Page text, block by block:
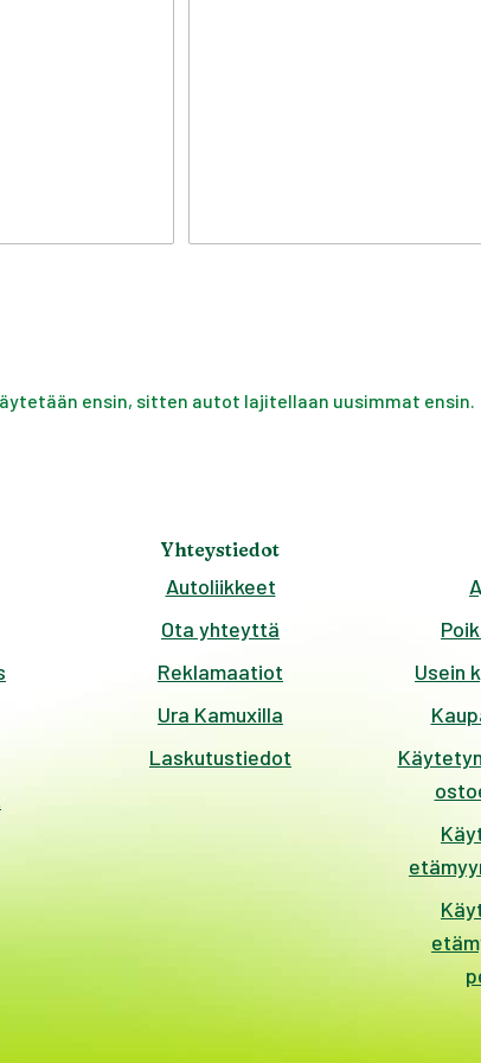
ensin, sitten autot lajitellaan uusimmat ensin.
Yhteystiedot
Autoliikkeet
Ota yhteyttä
Reklamaatiot
Ura Kamuxilla
Laskutustiedot
Usein